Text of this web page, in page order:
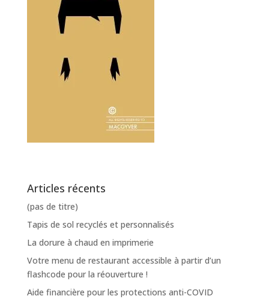
Articles récents
(pas de titre)
Tapis de sol recyclés et personnalisés
La dorure à chaud en imprimerie
Votre menu de restaurant accessible à partir d’un
flashcode pour la réouverture !
Aide financière pour les protections anti-COVID